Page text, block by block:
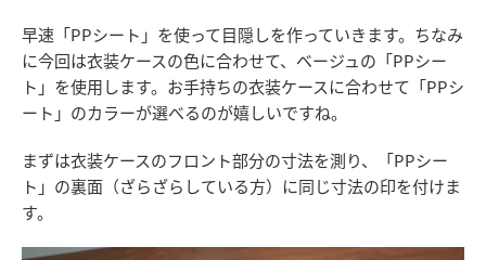
早速「PPシート」を使って目隠しを作っていきます。ちなみ
に今回は衣装ケースの色に合わせて、ベージュの「PPシー
ト」を使用します。お手持ちの衣装ケースに合わせて「PPシ
ート」のカラーが選べるのが嬉しいですね。
まずは衣装ケースのフロント部分の寸法を測り、「PPシー
ト」の裏面（ざらざらしている方）に同じ寸法の印を付けま
す。